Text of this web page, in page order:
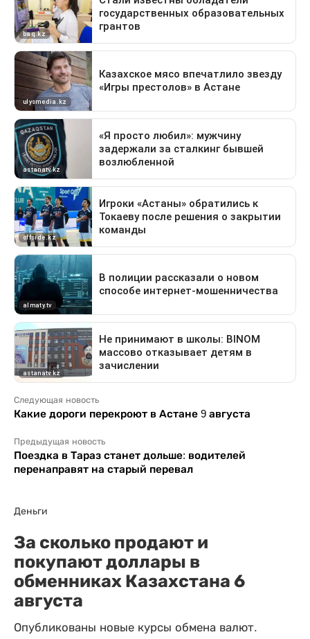
Следующая новость
Какие дороги перекроют в Астане 9 августа
Предыдущая новость
Поездка в Тараз станет дольше: водителей
перенаправят на старый перевал
Деньги
За сколько продают и
покупают доллары в
обменниках Казахстана 6
августа
Опубликованы новые курсы обмена валют.